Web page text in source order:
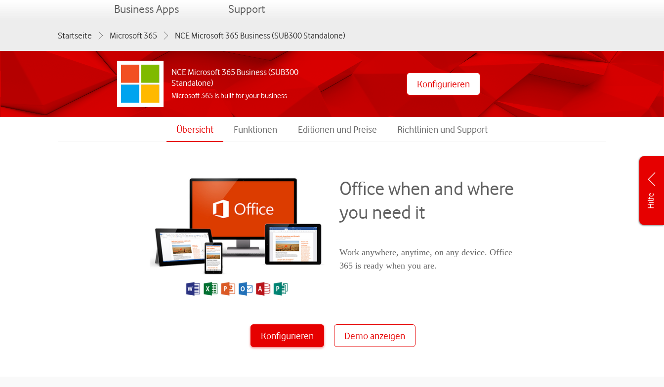
Business Appsmenu Supportmenu
Startseite Microsoft 365 NCE Microsoft 365 Business (SUB300 Standalone)
NCE Microsoft 365 Business (SUB300
Standalone)
Microsoft 365 is built for your business.
Konfigurieren
Übersicht Funktionen Editionen und Preise Richtlinien und Support
Office when and where
you need it
Work anywhere, anytime, on any device. Office
365 is ready when you are.
Konfigurieren Demo anzeigen
Hilfe